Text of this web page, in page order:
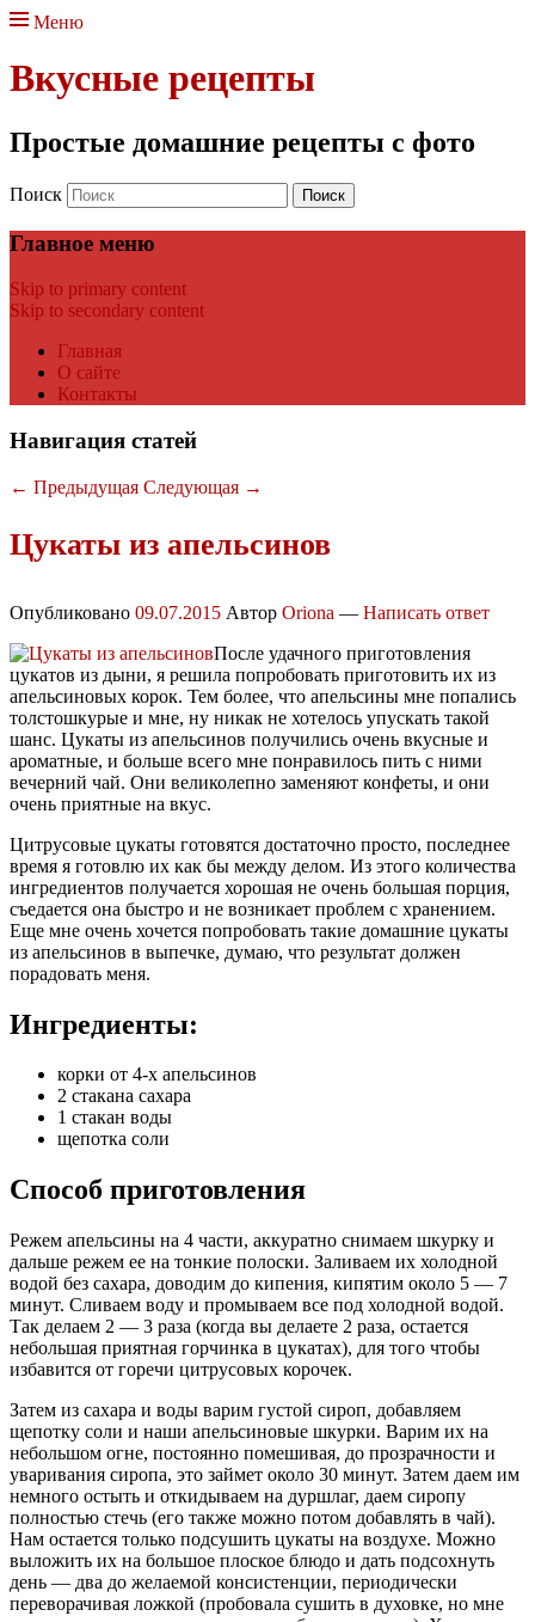
Меню
Вкусные рецепты
Простые домашние рецепты с фото
Поиск
Главное меню
Skip to primary content
Skip to secondary content
Главная
О сайте
Контакты
Навигация статей
← Предыдущая Следующая →
Цукаты из апельсинов
Опубликовано 09.07.2015 Автор Oriona — Написать ответ
После удачного приготовления
цукатов из дыни, я решила попробовать приготовить их из
апельсиновых корок. Тем более, что апельсины мне попались
толстошкурые и мне, ну никак не хотелось упускать такой
шанс. Цукаты из апельсинов получились очень вкусные и
ароматные, и больше всего мне понравилось пить с ними
вечерний чай. Они великолепно заменяют конфеты, и они
очень приятные на вкус.
Цитрусовые цукаты готовятся достаточно просто, последнее
время я готовлю их как бы между делом. Из этого количества
ингредиентов получается хорошая не очень большая порция,
съедается она быстро и не возникает проблем с хранением.
Еще мне очень хочется попробовать такие домашние цукаты
из апельсинов в выпечке, думаю, что результат должен
порадовать меня.
Ингредиенты:
корки от 4-х апельсинов
2 стакана сахара
1 стакан воды
щепотка соли
Способ приготовления
Режем апельсины на 4 части, аккуратно снимаем шкурку и
дальше режем ее на тонкие полоски. Заливаем их холодной
водой без сахара, доводим до кипения, кипятим около 5 — 7
минут. Сливаем воду и промываем все под холодной водой.
Так делаем 2 — 3 раза (когда вы делаете 2 раза, остается
небольшая приятная горчинка в цукатах), для того чтобы
избавится от горечи цитрусовых корочек.
Затем из сахара и воды варим густой сироп, добавляем
щепотку соли и наши апельсиновые шкурки. Варим их на
небольшом огне, постоянно помешивая, до прозрачности и
уваривания сиропа, это займет около 30 минут. Затем даем им
немного остыть и откидываем на дуршлаг, даем сиропу
полностью стечь (его также можно потом добавлять в чай).
Нам остается только подсушить цукаты на воздухе. Можно
выложить их на большое плоское блюдо и дать подсохнуть
день — два до желаемой консистенции, периодически
переворачивая ложкой (пробовала сушить в духовке, но мне